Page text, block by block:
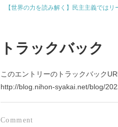
【世界の力を読み解く】民主主義では
トラックバック
このエントリーのトラックバック
http://blog.nihon-syakai.net/blog/
Comment